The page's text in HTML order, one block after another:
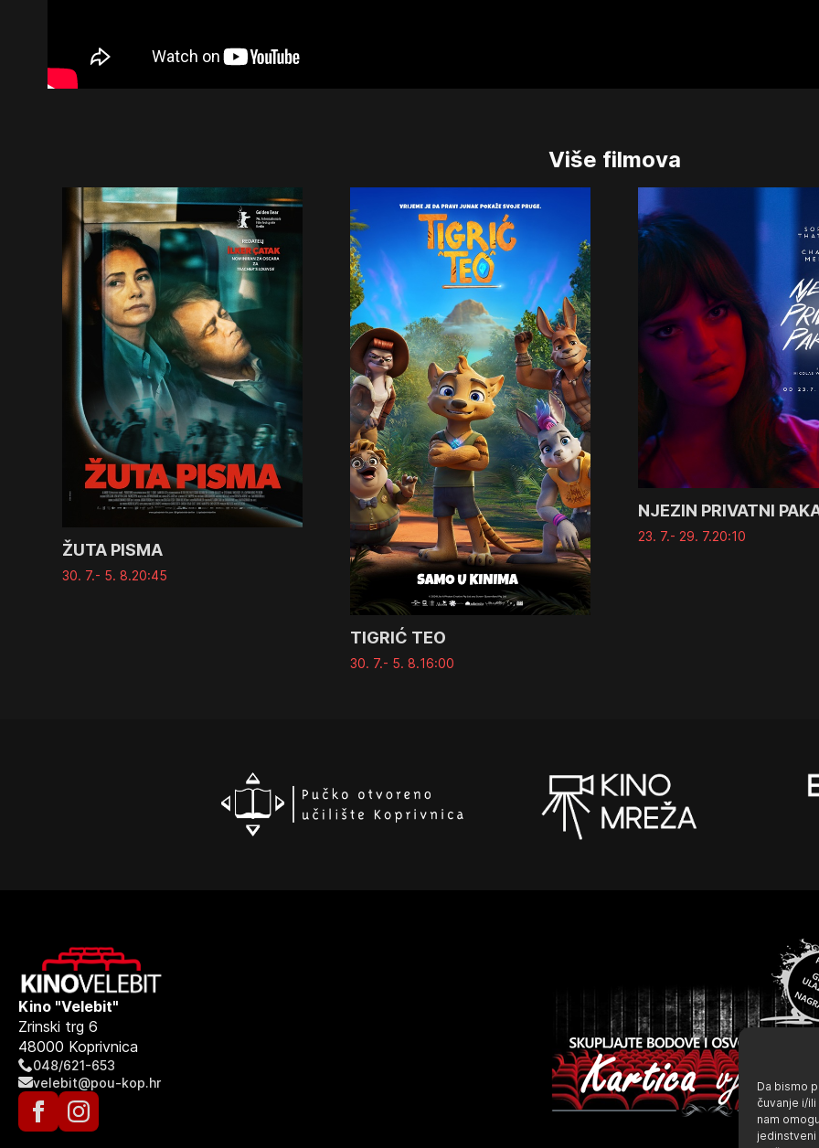
Da bismo
čuvanje i/
nam
jedinstveni
Više filmova
ŽUTA PISMA
30. 7.- 5. 8.20:45
TIGRIĆ TEO
30. 7.- 5. 8.16:00
NJEZIN PRIVATNI
23. 7.- 29. 7.20:10
Kino "Velebit"
Zrinski trg 6
48000 Koprivnica
048/621-653
velebit@pou-kop.hr